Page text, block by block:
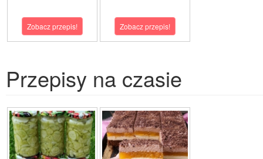
Zobacz przepis! Zobacz przepis!
Przepisy na czasie